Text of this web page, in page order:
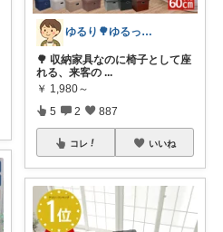
ゆるり🌳ゆるっと暮らし整える🧺🫕
🌳 収納家具なのに椅子として座
れる、来客の ...
￥ 1,980～
5 2 887
コレ いいね